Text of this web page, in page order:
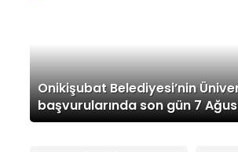
Onikişubat Belediyesi’nin
başvurularında son gün 7